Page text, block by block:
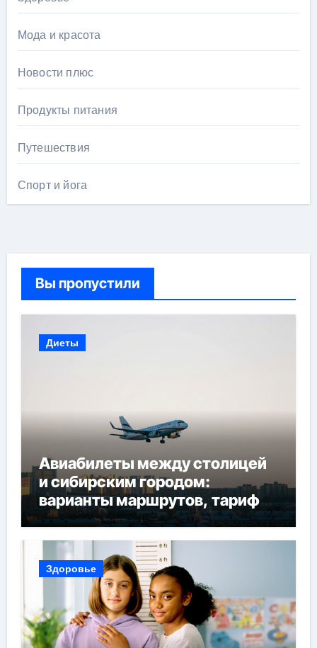
Мода и красота
Новости плюс
Продукты питания
Путешествия
Спорт и йога
Вы пропустили
Диеты
Авиабилеты между столицей
и сибирским городом:
варианты маршрутов, тарифы
и советы по планированию
поездки
Здоровье